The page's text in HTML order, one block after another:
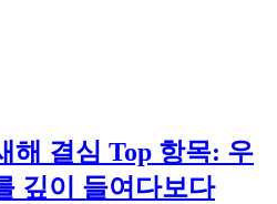
해 결심 Top 항목: 우
깊이 들여다보다